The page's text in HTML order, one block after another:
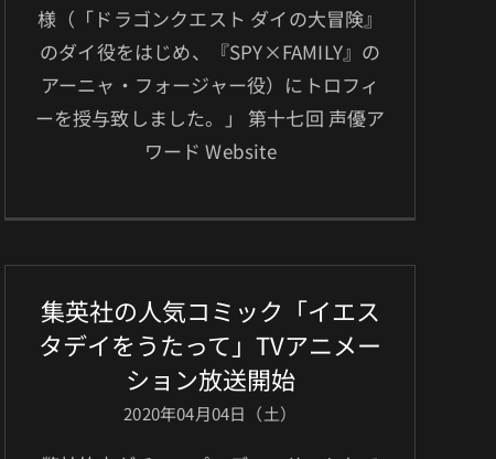
様（「ドラゴンクエスト ダイの大冒険』
のダイ役をはじめ、『SPY×FAMILY』の
アーニャ・フォージャー役）にトロフィ
ーを授与致しました。」 第十七回 声優ア
ワード Website
集英社の人気コミック「イエス
タデイをうたって」TVアニメー
ション放送開始
2020年04月04日（土）